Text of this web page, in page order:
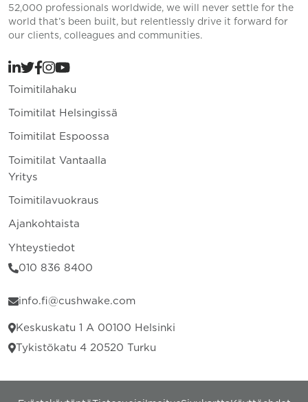
52,000 professionals worldwide, we will never settle for the
world that’s been built, but relentlessly drive it forward for
our clients, colleagues and communities.
Toimitilahaku
Toimitilat Helsingissä
Toimitilat Espoossa
Toimitilat Vantaalla
Yritys
Toimitilavuokraus
Ajankohtaista
Yhteystiedot
010 836 8400
info.fi@cushwake.com
Keskuskatu 1 A 00100 Helsinki
Tykistökatu 4 20520 Turku